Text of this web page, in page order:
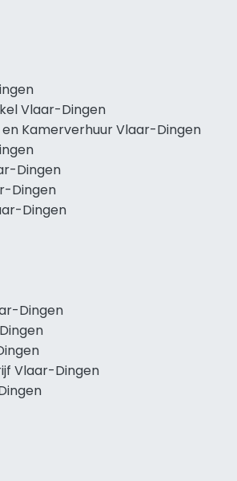
Vlaar-Dingen
Kamerverhuur Vlaar-Dingen
Dingen
Dingen
Dingen
Dingen
Vlaar-Dingen